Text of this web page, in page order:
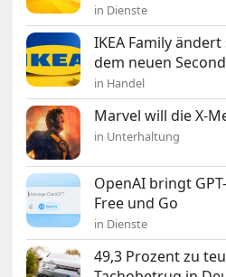
in Dienste
IKEA Family
dem neuen
in Handel
Marvel will die X-
in Unterhaltung
OpenAI bringt
Free und Go
in Dienste
49,3 Prozent zu